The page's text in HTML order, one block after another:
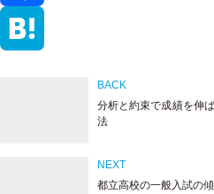
分析と約束で成績を伸
法
都立高校の一般入試の